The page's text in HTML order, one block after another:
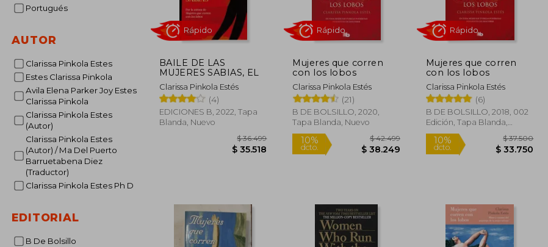
Portugués
AUTOR
Clarissa Pinkola Estes
Estes Clarissa Pinkola
Avila Elena Parker Joy Estes
Clarissa Pinkola
Clarissa Pinkola Estes
(Autor)
Clarissa Pinkola Estes
(Autor) / Ma Del Puerto
Barruetabena Diez
(Traductor)
Clarissa Pinkola Estes Ph D
EDITORIAL
B De Bolsillo
BAILE DE LAS
MUJERES SABIAS, EL
Clarissa Pinkola Estés
(4)
EDICIONES B, 2022, Tapa
Blanda, Nuevo
Rápido
Mujeres que corren
con los lobos
Clarissa Pinkola Estés
(21)
B DE BOLSILLO, 2020,
Tapa Blanda, Nuevo
10%
dcto.
Rápido
Mujeres que corren
con los lobos
Clarissa Pinkola Estés
(6)
B DE BOLSILLO, 2018, 002
Edición, Tapa Blanda,
Nuevo
10%
dcto.
Rápido